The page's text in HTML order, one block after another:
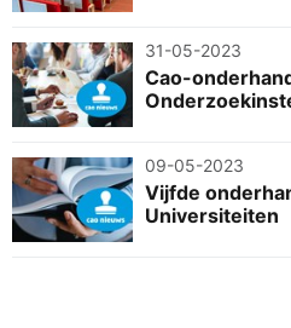
31-05-2023
Cao-
09-05-2023
Vijfde
Universiteiten